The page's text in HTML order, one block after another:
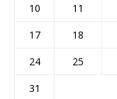
10
11
17
18
24
25
31